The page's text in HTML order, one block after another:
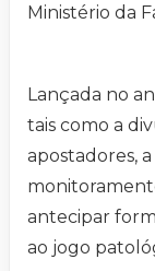
Ministério da
Lançada no
tais como a
apostadores,
antecipar
ao jogo